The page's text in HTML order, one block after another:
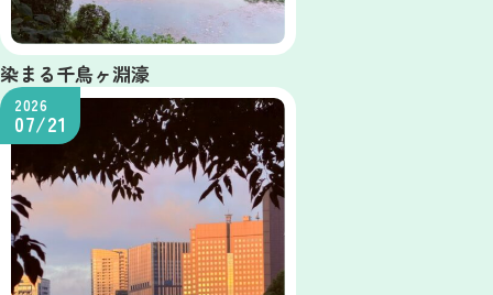
染まる千鳥ヶ淵濠
2026
07/21